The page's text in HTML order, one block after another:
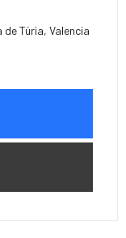
Túria, Valencia